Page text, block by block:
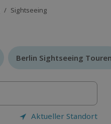
/ Sightseeing
Berlin Sightseeing
Berlin Sightseeing
Aktueller Standort